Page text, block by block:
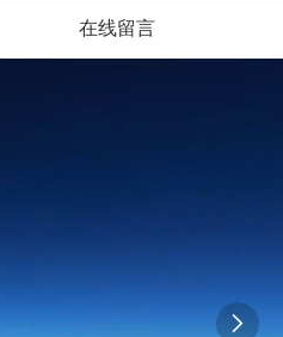
在线留言
